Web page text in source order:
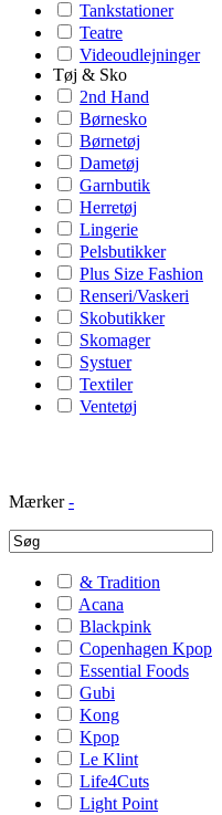
Tankstationer
Teatre
Videoudlejninger
Tøj & Sko
2nd Hand
Børnesko
Børnetøj
Dametøj
Garnbutik
Herretøj
Lingerie
Pelsbutikker
Plus Size Fashion
Renseri/Vaskeri
Skobutikker
Skomager
Systuer
Textiler
Ventetøj
Mærker -
& Tradition
Acana
Blackpink
Copenhagen Kpop
Essential Foods
Gubi
Kong
Kpop
Le Klint
Life4Cuts
Light Point